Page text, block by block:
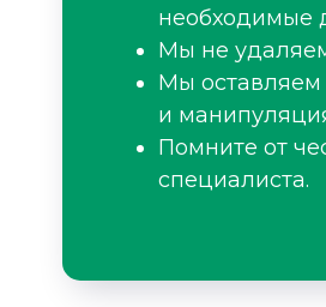
необходимые
Мы не
Мы оставляем
и
Помните от
специалиста.